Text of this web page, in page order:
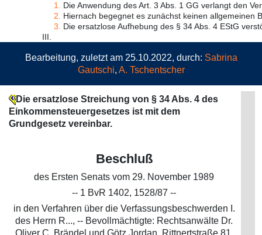
1.
Die Anwendung des Art. 3 Abs. 1 GG verlangt den
2.
Hiernach begegnet es zunächst keinen allgemeinen
3.
Die ersatzlose Aufhebung des § 34 Abs. 4 EStG
III.
Bearbeitung, zuletzt am 25.10.2022, durch: Sabrina
Gautschi, A. Tschentscher
Die ersatzlose Streichung von § 34 Abs. 4 des
Einkommensteuergesetzes ist mit dem
Grundgesetz vereinbar.
Beschluß
des Ersten Senats vom 29. November 1989
-- 1 BvR 1402, 1528/87 --
in den Verfahren über die Verfassungsbeschwerden I.
des Herrn R..., -- Bevollmächtigte: Rechtsanwälte Dr.
Oliver C. Brändel und Götz Jordan, Rittnertstraße 81,